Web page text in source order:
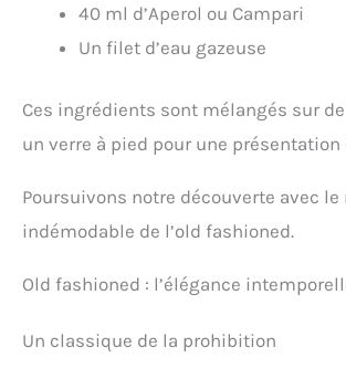
40 ml d’Aperol ou Campari
Un filet d’eau gazeuse
Ces ingrédients sont mélangés sur
un verre à pied pour une présentation
Poursuivons notre découverte avec
indémodable de l’old fashioned.
Old fashioned : l’élégance
Un classique de la prohibition